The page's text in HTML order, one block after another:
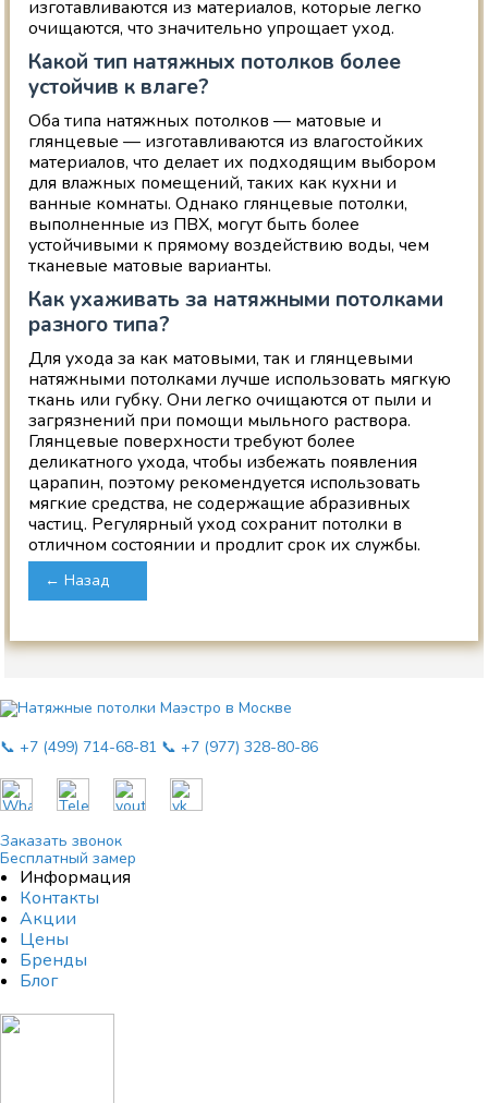
изготавливаются из материалов, которые легко
очищаются, что значительно упрощает уход.
Какой тип натяжных потолков более
устойчив к влаге?
Оба типа натяжных потолков — матовые и
глянцевые — изготавливаются из влагостойких
материалов, что делает их подходящим выбором
для влажных помещений, таких как кухни и
ванные комнаты. Однако глянцевые потолки,
выполненные из ПВХ, могут быть более
устойчивыми к прямому воздействию воды, чем
тканевые матовые варианты.
Как ухаживать за натяжными потолками
разного типа?
Для ухода за как матовыми, так и глянцевыми
натяжными потолками лучше использовать мягкую
ткань или губку. Они легко очищаются от пыли и
загрязнений при помощи мыльного раствора.
Глянцевые поверхности требуют более
деликатного ухода, чтобы избежать появления
царапин, поэтому рекомендуется использовать
мягкие средства, не содержащие абразивных
частиц. Регулярный уход сохранит потолки в
отличном состоянии и продлит срок их службы.
← Назад
📞 +7 (499) 714-68-81 📞 +7 (977) 328-80-86
Заказать звонок
Бесплатный замер
Информация
Контакты
Акции
Цены
Бренды
Блог